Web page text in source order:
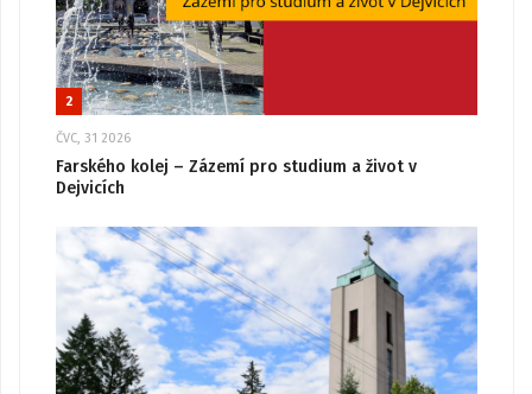
2
ČVC, 31 2026
Farského kolej – Zázemí pro studium a život v
Dejvicích